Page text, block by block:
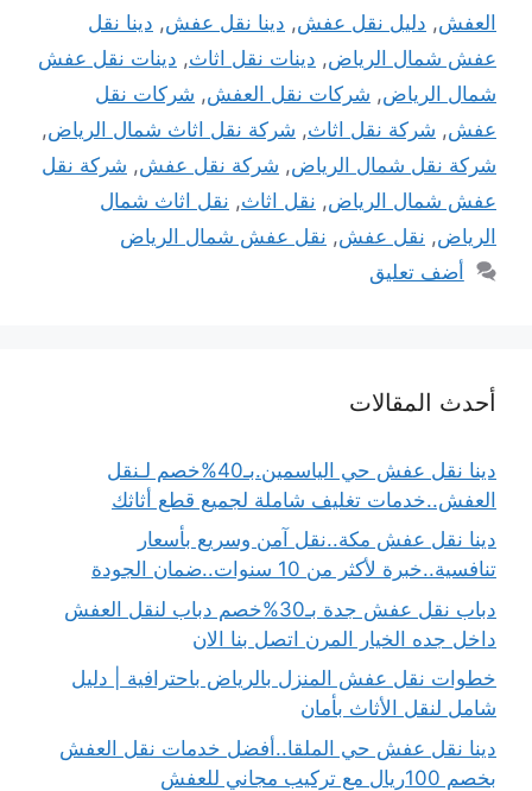
العفش, دليل نقل عفش, دينا نقل عفش, دينا نقل
عفش شمال الرياض, دينات نقل اثاث, دينات نقل عفش
شمال الرياض, شركات نقل العفش, شركات نقل
عفش, شركة نقل اثاث, شركة نقل اثاث شمال الرياض,
شركة نقل شمال الرياض, شركة نقل عفش, شركة نقل
عفش شمال الرياض, نقل اثاث, نقل اثاث شمال
الرياض, نقل عفش, نقل عفش شمال الرياض
أضف تعليق
أحدث المقالات
دينا نقل عفش حي الياسمين.بـ40%خصم لـنقل
العفش..خدمات تغليف شاملة لجميع قطع أثاثك
دينا نقل عفش مكة..نقل آمن وسريع بأسعار
تنافسية..خبرة لأكثر من 10 سنوات..ضمان الجودة
دباب نقل عفش جدة بـ30%خصم دباب لنقل العفش
داخل جده الخيار المرن اتصل بنا الان
خطوات نقل عفش المنزل بالرياض باحترافية | دليل
شامل لنقل الأثاث بأمان
دينا نقل عفش حي الملقا..أفضل خدمات نقل العفش
بخصم 100ريال مع تركيب مجاني للعفش